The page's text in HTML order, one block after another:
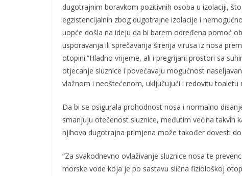
dugotrajnim boravkom pozitivnih osoba u izolaciji,
egzistencijalnih zbog dugotrajne izolacije i
uopće došla na ideju da bi barem određena pomoć
usporavanja ili sprečavanja širenja virusa iz nosa
otopini.”Hladno vrijeme, ali i pregrijani prostori sa
otjecanje sluznice i povećavaju mogućnost
vlažnom i neoštećenom, uključujući i redovitu
Da bi se osigurala prohodnost nosa i normalno
smanjuju otečenost sluznice, međutim većina takvih
njihova dugotrajna primjena može također dovesti
“Za svakodnevno ovlaživanje sluznice nosa te
morske vode koja je po sastavu slična fiziološkoj